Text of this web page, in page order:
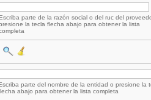
parte de la razón social o del ruc del
la tecla flecha abajo para obtener la lista
parte del nombre de la entidad o presione la
abajo para obtener la lista completa